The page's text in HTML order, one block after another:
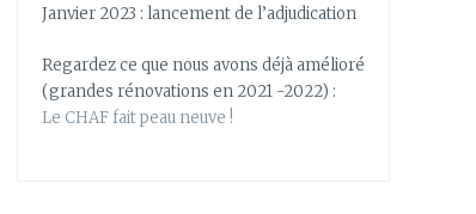
Janvier 2023 : lancement de l’adjudication
Regardez ce que nous avons déjà amélioré
(grandes rénovations en 2021 -2022) :
Le CHAF fait peau neuve !